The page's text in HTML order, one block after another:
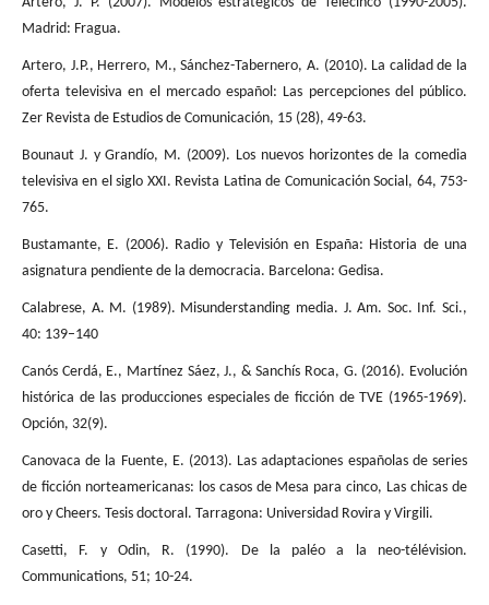
Madrid: Fragua.
Artero, J.P., Herrero, M., Sánchez-Tabernero, A. (2010). La calidad de la
oferta televisiva en el mercado español: Las percepciones del público.
Zer Revista de Estudios de Comunicación, 15 (28), 49-63.
Bounaut J. y Grandío, M. (2009). Los nuevos horizontes de la comedia
televisiva en el siglo XXI. Revista Latina de Comunicación Social, 64, 753-
765.
Bustamante, E. (2006). Radio y Televisión en España: Historia de una
asignatura pendiente de la democracia. Barcelona: Gedisa.
Calabrese, A. M. (1989). Misunderstanding media. J. Am. Soc. Inf. Sci.,
40: 139–140
Canós Cerdá, E., Martínez Sáez, J., & Sanchís Roca, G. (2016). Evolución
histórica de las producciones especiales de ficción de TVE (1965-1969).
Opción, 32(9).
Canovaca de la Fuente, E. (2013). Las adaptaciones españolas de series
de ficción norteamericanas: los casos de Mesa para cinco, Las chicas de
oro y Cheers. Tesis doctoral. Tarragona: Universidad Rovira y Virgili.
Casetti, F. y Odin, R. (1990). De la paléo a la neo-télévision.
Communications, 51; 10-24.